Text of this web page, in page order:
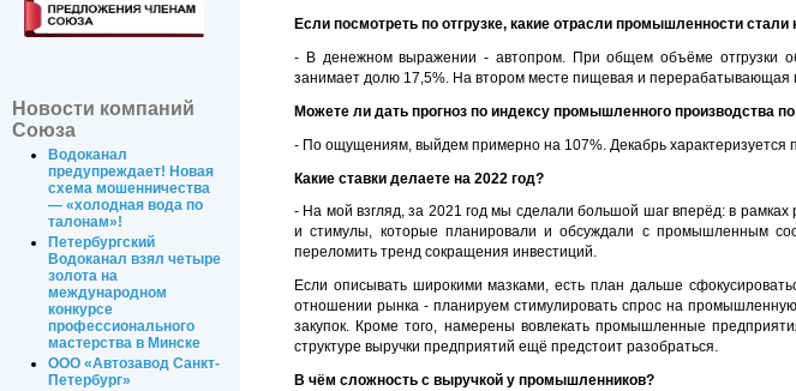
Новости компаний
Союза
Водоканал
предупреждает! Новая
схема мошенничества
— «холодная вода по
талонам»!
Петербургский
Водоканал взял четыре
золота на
международном
конкурсе
профессионального
мастерства в Минске
ООО «Автозавод Санкт-
Петербург»
Если посмотреть по отгрузке, какие отрасли промышленности
- В денежном выражении - автопром. При общем объёме отгрузки
занимает долю 17,5%. На втором месте пищевая и перерабатывающая
Можете ли дать прогноз по индексу промышленного производства
- По ощущениям, выйдем примерно на 107%. Декабрь характеризуется
Какие ставки делаете на 2022 год?
- На мой взгляд, за 2021 год мы сделали большой шаг вперёд: в
и стимулы, которые планировали и обсуждали с промышленным
переломить тренд сокращения инвестиций.
Если описывать широкими мазками, есть план дальше
отношении рынка - планируем стимулировать спрос на
закупок. Кроме того, намерены вовлекать промышленные
структуре выручки предприятий ещё предстоит разобраться.
В чём сложность с выручкой у промышленников?